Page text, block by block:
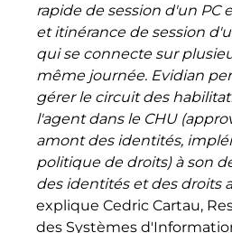
rapide de session d'un PC
et itinérance de session
qui se connecte sur
même journée. Evidian
gérer le circuit des
l'agent dans le CHU
amont des identités,
politique de droits) à son
des identités et des droits
explique Cedric Cartau,
des Systèmes